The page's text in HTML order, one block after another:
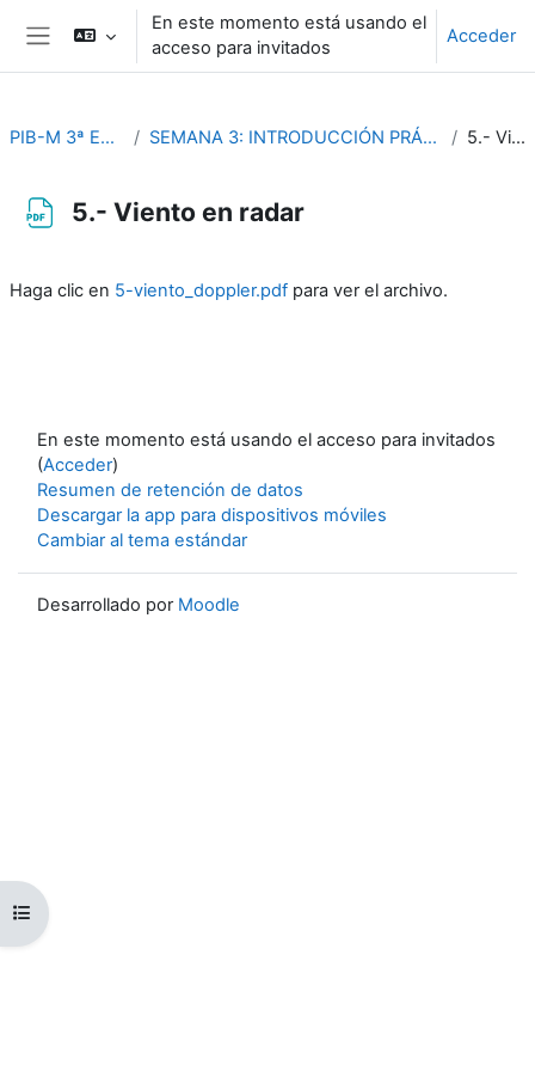
Salta al contenido principal
Panel lateral
En este momento está usando el
acceso para invitados
Acceder
Abrir índice del curso
PIB-M 3ª Edición (fase práctica) SEMANA 3: INTRODUCCIÓN PRÁCTICA A LA TELEDETECCIÓN Y AL NOWCASTING 5.- Viento en radar
5.- Viento en radar
Haga clic en 5-viento_doppler.pdf para ver el archivo.
En este momento está usando el acceso para invitados
(Acceder)
Resumen de retención de datos
Descargar la app para dispositivos móviles
Cambiar al tema estándar
Desarrollado por Moodle